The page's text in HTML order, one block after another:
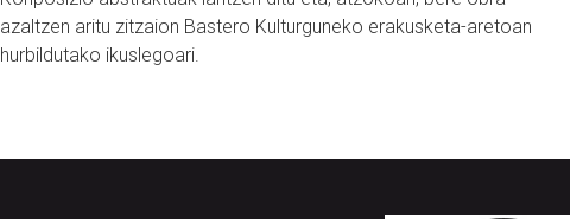
azaltzen aritu zitzaion Bastero Kulturguneko erakusketa-aretoan
hurbildutako ikuslegoari.